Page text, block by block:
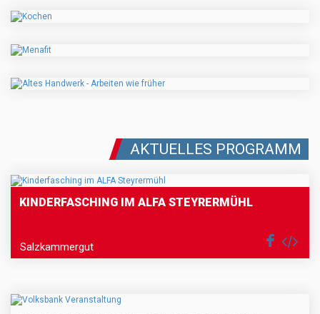
AKTUELLES PROGRAMM
KINDERFASCHING IM ALFA STEYRERMÜHL
Salzkammergut